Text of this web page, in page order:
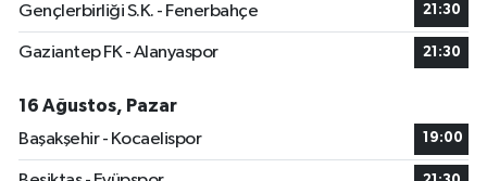
Gençlerbirliği S.K. - Fenerbahçe 21:30
Gaziantep FK - Alanyaspor 21:30
16 Ağustos, Pazar
Başakşehir - Kocaelispor
19:00